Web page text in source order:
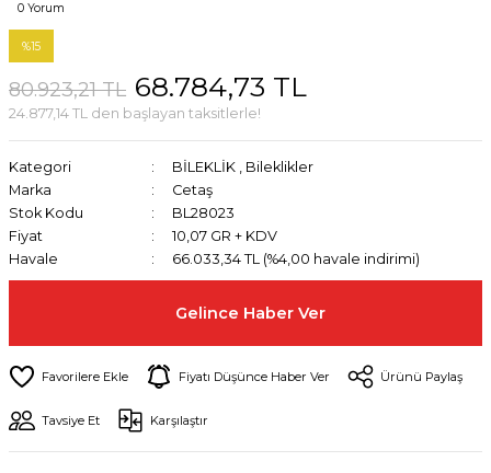
0 Yorum
%15
80.923,21 TL 68.784,73 TL
24.877,14 TL den başlayan taksitlerle!
Kategori BİLEKLİK , Bileklikler
Marka
Cetaş
Stok Kodu
BL28023
Fiyat
10,07 GR + KDV
Havale
66.033,34 TL (%4,00 havale indirimi)
Gelince Haber Ver
Fiyatı Düşünce Haber Ver Ürünü Paylaş
Tavsiye Et Karşılaştır